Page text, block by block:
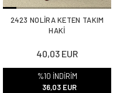
2423 NOLİRA KETEN TAKIM
HAKİ
40,03 EUR
%10 İNDİRİM
36,03 EUR